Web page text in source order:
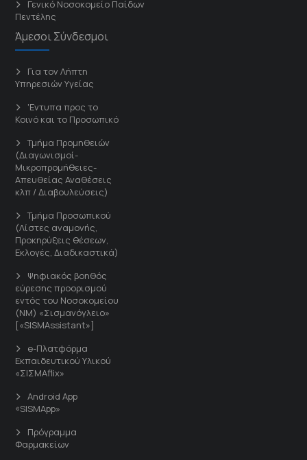
Γενικό Νοσοκομείο Παίδων
Πεντέλης
Άμεσοι Σύνδεσμοι
Για τον Λήπτη
Υπηρεσιών Υγείας
'Εντυπα προς το
Κοινό και το Προσωπικό
Τμήμα Προμηθειών
(Διαγωνισμοί-
Μικροπρομήθειες-
Απευθείας Αναθέσεις
κλπ / Διαβουλεύσεις)
Τμήμα Προσωπικού
(Λίστες αναμονής,
Προκηρύξεις θέσεων,
Εκλογές, Διαδικαστικά)
Ψηφιακός βοηθός
εύρεσης προορισμού
εντός του Νοσοκομείου
(ΝΜ) «Σισμανόγλειο»
[«SISMAssistant»]
e-Πλατφόρμα
Εκπαιδευτικού Υλικού
«ΣΙΣΜΑflix»
Android App
«SISMApp»
Πρόγραμμα
Φαρμακείων